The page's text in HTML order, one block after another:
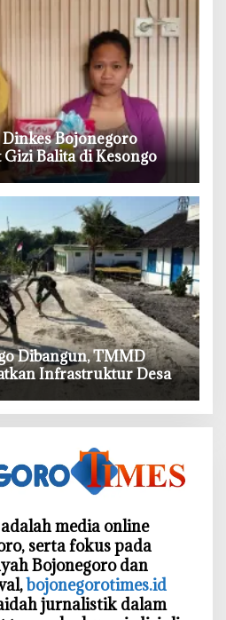
Bojonegoro
Balita di Kesongo
Dibangun, TMMD
Infrastruktur Desa
media online
serta fokus pada
Bojonegoro dan
bojonegorotimes.id
jurnalistik dalam